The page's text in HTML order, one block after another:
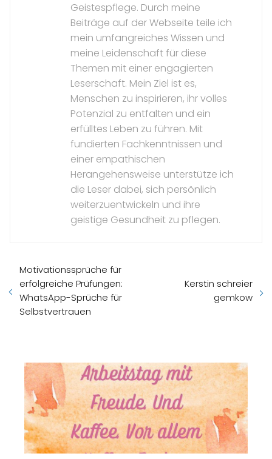
Geistespflege. Durch meine
Beiträge auf der Webseite teile ich
mein umfangreiches Wissen und
meine Leidenschaft für diese
Themen mit einer engagierten
Leserschaft. Mein Ziel ist es,
Menschen zu inspirieren, ihr volles
Potenzial zu entfalten und ein
erfülltes Leben zu führen. Mit
fundierten Fachkenntnissen und
einer empathischen
Herangehensweise unterstütze ich
die Leser dabei, sich persönlich
weiterzuentwickeln und ihre
geistige Gesundheit zu pflegen.
Motivationssprüche für
erfolgreiche Prüfungen:
WhatsApp-Sprüche für
Selbstvertrauen
Kerstin schreier
gemkow